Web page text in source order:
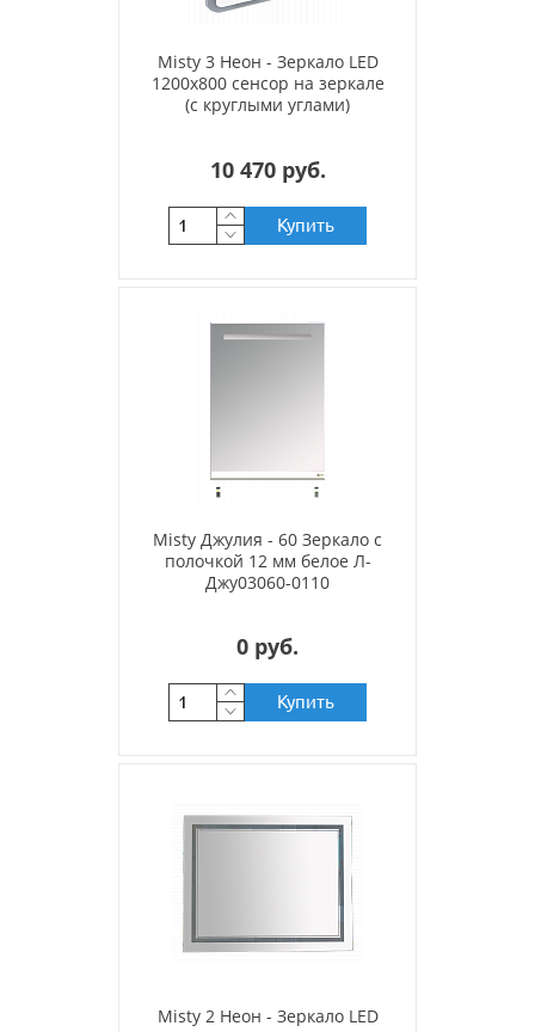
Misty 3 Неон - Зеркало LED
1200х800 сенсор на зеркале
(с круглыми углами)
10 470 руб.
Купить
Misty Джулия - 60 Зеркало с
полочкой 12 мм белое Л-
Джу03060-0110
0 руб.
Купить
Misty 2 Неон - Зеркало LED